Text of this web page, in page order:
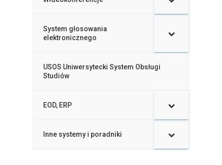
System głosowania
elektronicznego
–
USOS Uniwersytecki System Obsługi
Studiów
–
EOD, ERP
–
Inne systemy i poradniki
–